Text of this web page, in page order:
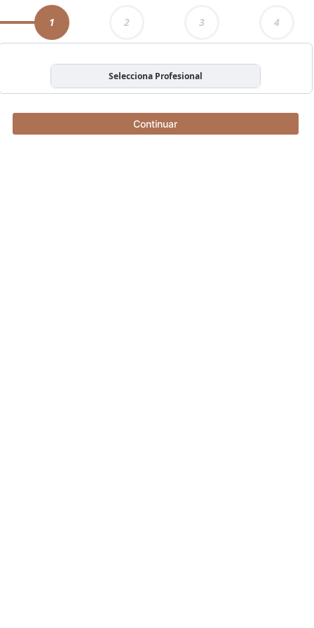
1 2 3 4
Selecciona Profesional
Continuar